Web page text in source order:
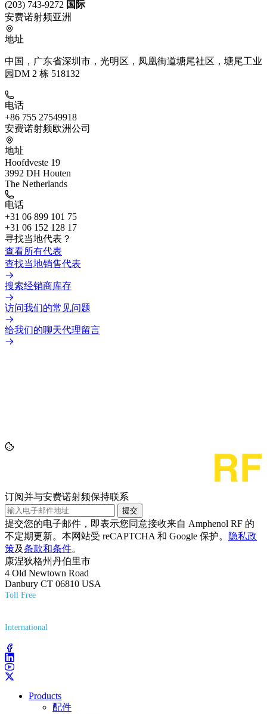
(203) 743-9272 国际
安费诺射频亚洲
地址
中国，广东省深圳市，光明区，凤凰街道塘尾社区，塘尾工业
园DM 2 栋 518132
电话
+86 755 27549918
安费诺射频欧洲公司
地址
Hoofdveste 19
3992 DH Houten
The Netherlands
电话
+31 06 899 101 75
+31 06 152 128 17
寻找当地代表？
查看所有代表
查找当地销售代表
搜索经销商库存
访问我们的常见问题
给我们的聊天代理留言
订阅并与安费诺射频保持联系
提交
提交您的电子邮件，即表示您同意接收来自 Amphenol RF 的
不定期更新。本网站受 reCAPTCHA 和 Google 保护。
隐私政
策及条款和条件。
康涅狄格州丹伯里市
4 Old Newtown Road
Danbury CT 06810 USA
Toll Free
International
Products
配件